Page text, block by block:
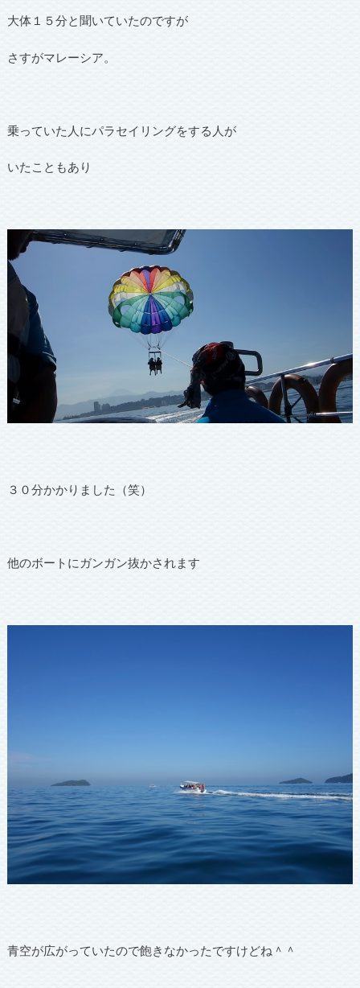
大体１５分と聞いていたのですが
さすがマレーシア。
乗っていた人にパラセイリングをする人が
いたこともあり
３０分かかりました（笑）
他のボートにガンガン抜かされます
青空が広がっていたので飽きなかったですけどね＾＾